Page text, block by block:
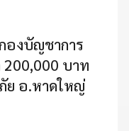
งบัญชาการ
บาท
ย อ.หาดใหญ่